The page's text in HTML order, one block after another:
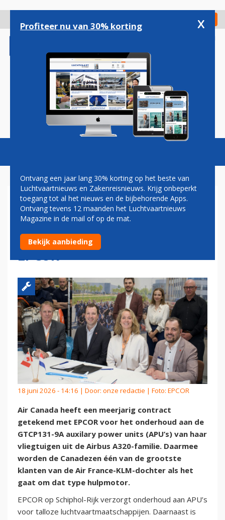
gaan
Check in
Magazine Podcasts Vacatures
AIR CANADA TEKENT NIEUWE
ONDERHOUDSDEAL MET AIR
FRANCE-KLM-DOCHTER
EPCOR
18 juni 2026 - 14:16 | Door: onze redactie | Foto: EPCOR
Air Canada heeft een meerjarig contract
getekend met EPCOR voor het onderhoud aan de
GTCP131-9A auxilary power units (APU’s) van haar
vliegtuigen uit de Airbus A320-familie. Daarmee
worden de Canadezen één van de grootste
klanten van de Air France-KLM-dochter als het
gaat om dat type hulpmotor.
EPCOR op Schiphol-Rijk verzorgt onderhoud aan APU’s
voor talloze luchtvaartmaatschappijen. Daarnaast is
Profiteer nu van 30% korting x
Ontvang een jaar lang 30% korting op het beste van
Luchtvaartnieuws en Zakenreisnieuws. Krijg onbeperkt
toegang tot al het nieuws en de bijbehorende Apps.
Ontvang tevens 12 maanden het Luchtvaartnieuws
Magazine in de mail of op de mat.
Bekijk aanbieding